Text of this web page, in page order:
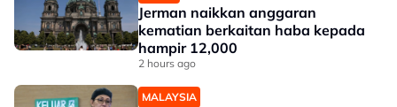
Jerman naikkan anggaran
kematian berkaitan haba kepada
hampir 12,000
2 hours ago
MALAYSIA